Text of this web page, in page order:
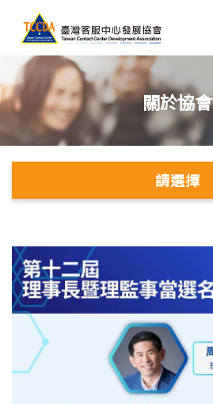
關於協會
請選擇